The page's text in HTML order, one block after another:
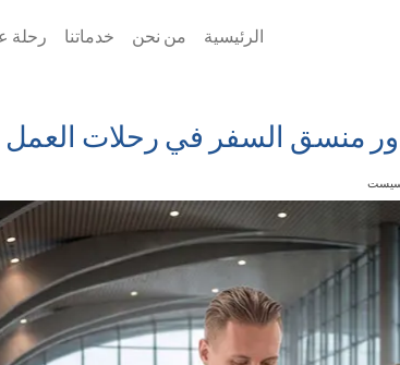
الرئيسية من نحن خدماتنا رحلة
منسق السفر في رحلات العمل